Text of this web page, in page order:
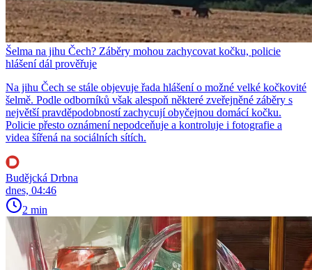
Šelma na jihu Čech? Záběry mohou zachycovat kočku, policie
hlášení dál prověřuje
Na jihu Čech se stále objevuje řada hlášení o možné velké kočkovité
šelmě. Podle odborníků však alespoň některé zveřejněné záběry s
největší pravděpodobností zachycují obyčejnou domácí kočku.
Policie přesto oznámení nepodceňuje a kontroluje i fotografie a
videa šířená na sociálních sítích.
Budějcká Drbna
dnes, 04:46
2 min